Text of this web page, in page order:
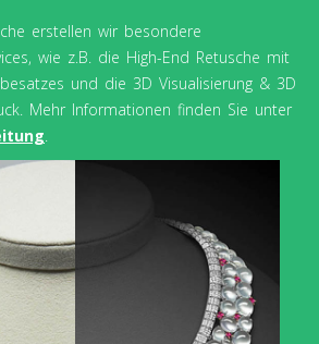
erstellen wir besondere
wie z.B. die High-End Retusche mit
und die 3D Visualisierung & 3D
Mehr Informationen finden Sie unter
.